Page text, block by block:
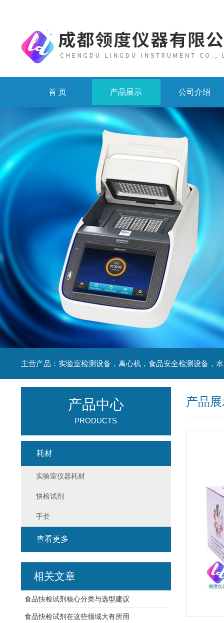
首 页 产品展示 公司介绍
产品
产品中心
PRODUCTS
耗材
实验室仪器耗材
快检试剂
手套
查看更多
相关文章
食品快检试剂核心分类与选型建议
食品快检试剂在这些领域大有所用